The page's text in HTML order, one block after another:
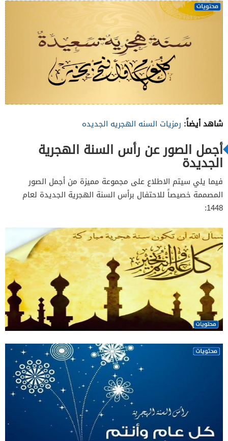
شاهد أيضاً: رمزيات السنه الهجريه الجديده
أجمل الصور عن رأس السنة الهجرية
الجديدة
فيما يلي سيتم الاطلاع على مجموعة مميزة من أجمل الصور
المصممة خصيصاً للاحتفال برأس السنة الهجرية الجديدة لعام
1448: